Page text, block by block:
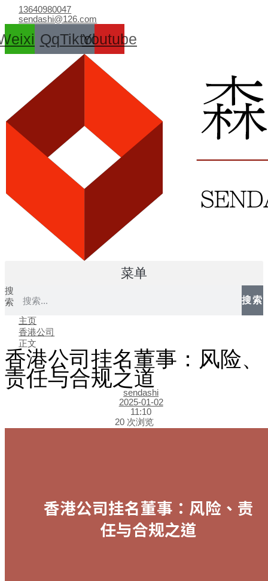
容
13640980047
sendashi@126.com
QqTiktokYoutube
菜单
搜
索
搜索
主页
香港公司
正文
香港公司挂名董事：风险、
责任与合规之道
sendashi
2025-01-02
11:10
20 次浏览